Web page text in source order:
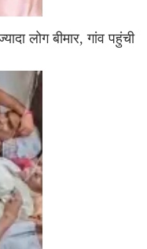
लोग बीमार, गांव पहुंची